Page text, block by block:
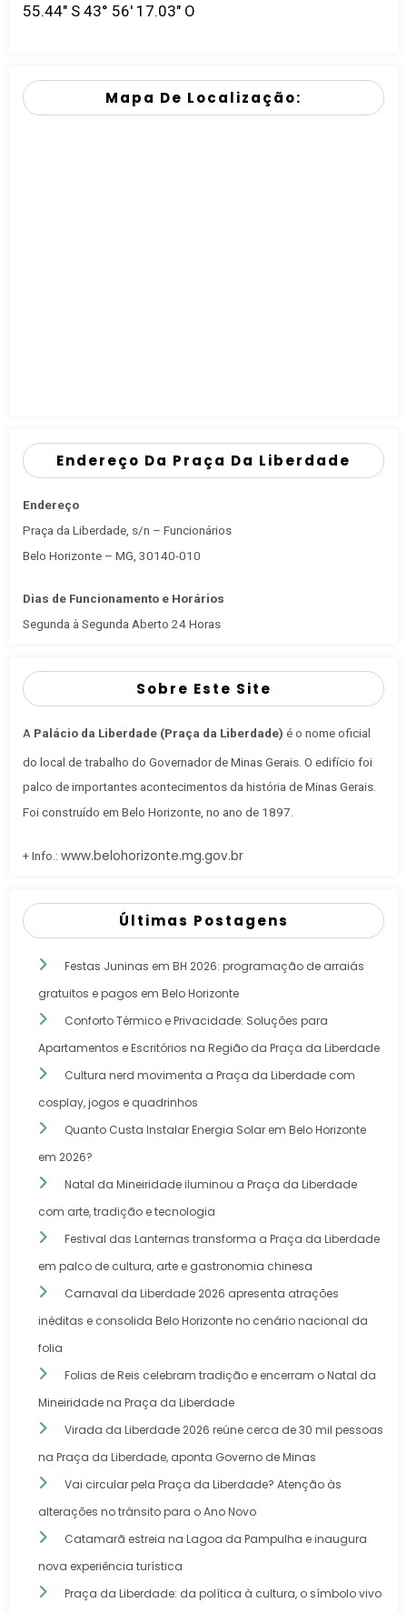
55.44" S 43° 56' 17.03" O
Mapa De Localização:
Endereço Da Praça Da Liberdade
Endereço
Praça da Liberdade, s/n – Funcionários
Belo Horizonte – MG, 30140-010
Dias de Funcionamento e Horários
Segunda à Segunda Aberto 24 Horas
Sobre Este Site
A Palácio da Liberdade (Praça da Liberdade) é o nome oficial
do local de trabalho do Governador de Minas Gerais . O edifício foi
palco de importantes acontecimentos da história de Minas Gerais.
Foi construído em Belo Horizonte, no ano de 1897.
+ Info.: www.belohorizonte.mg.gov.br
Últimas Postagens
Festas Juninas em BH 2026: programação de arraiás
gratuitos e pagos em Belo Horizonte
Conforto Térmico e Privacidade: Soluções para
Apartamentos e Escritórios na Região da Praça da Liberdade
Cultura nerd movimenta a Praça da Liberdade com
cosplay, jogos e quadrinhos
Quanto Custa Instalar Energia Solar em Belo Horizonte
em 2026?
Natal da Mineiridade iluminou a Praça da Liberdade
com arte, tradição e tecnologia
Festival das Lanternas transforma a Praça da Liberdade
em palco de cultura, arte e gastronomia chinesa
Carnaval da Liberdade 2026 apresenta atrações
inéditas e consolida Belo Horizonte no cenário nacional da
folia
Folias de Reis celebram tradição e encerram o Natal da
Mineiridade na Praça da Liberdade
Virada da Liberdade 2026 reúne cerca de 30 mil pessoas
na Praça da Liberdade, aponta Governo de Minas
Vai circular pela Praça da Liberdade? Atenção às
alterações no trânsito para o Ano Novo
Catamarã estreia na Lagoa da Pampulha e inaugura
nova experiência turística
Praça da Liberdade: da política à cultura, o símbolo vivo